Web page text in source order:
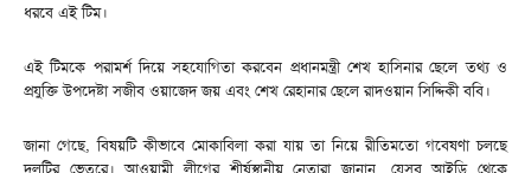
ধরবে এই টিম।
এই টিমকে পরামর্শ দিয়ে সহযোগিতা করবেন প্রধানমন্ত্রী শেখ হাসিনার ছেলে তথ্য ও
প্রযুক্তি উপদেষ্টা সজীব ওয়াজেদ জয় এবং শেখ রেহানার ছেলে রাদওয়ান সিদ্দিকী ববি।
জানা গেছে, বিষয়টি কীভাবে মোকাবিলা করা যায় তা নিয়ে রীতিমতো গবেষণা চলছে
দলটির ভেতরে। আওয়ামী লীগের শীর্ষস্থানীয় নেতারা জানান, যেসব আইডি থেকে